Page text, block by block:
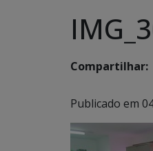
Compartilhar:
Publicado em